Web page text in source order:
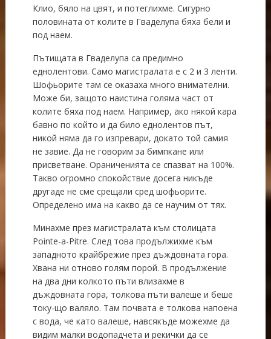
Клио, бяло на цвят, и потеглихме. Сигурно
половината от колите в Гваделупа бяха бели и
под наем.
Пътищата в Гваделупа са предимно
еднолентови. Само магистралата е с 2 и 3 ленти.
Шофьорите там се оказаха много внимателни.
Може би, защото наистина голяма част от
колите бяха под наем. Например, ако някой кара
бавно по който и да било еднолентов път,
никой няма да го изпревари, докато той самия
не завие. Да не говорим за бимпкане или
присветване. Ораниченията се спазват на 100%.
Такво огромно спокойствие досега никъде
другаде не сме срещали сред шофьорите.
Определено има на какво да се научим от тях.
Минахме през магистралата към столицата
Pointe-a-Pitre. След това продължихме към
западното крайбрежие през дъждовната гора.
Хвана ни отново голям порой. В продължение
на два дни колкото пъти влизахме в
дъждовната гора, толкова пъти валеше и беше
току-що валяло. Там почвата е толкова напоена
с вода, че като валеше, навсякъде можехме да
видим малки водопадчета и рекички да се